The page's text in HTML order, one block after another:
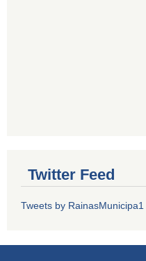
Twitter Feed
Tweets by RainasMunicipa1